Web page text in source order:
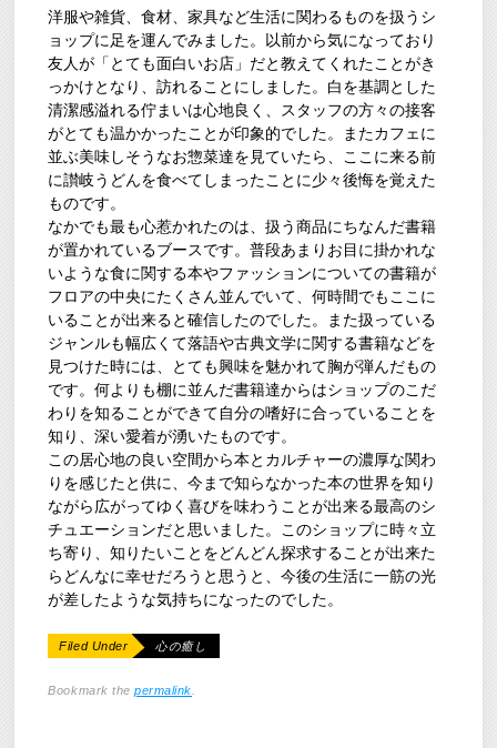
洋服や雑貨、食材、家具など生活に関わるものを扱うシ
ョップに足を運んでみました。以前から気になっており
友人が「とても面白いお店」だと教えてくれたことがき
っかけとなり、訪れることにしました。白を基調とした
清潔感溢れる佇まいは心地良く、スタッフの方々の接客
がとても温かかったことが印象的でした。またカフェに
並ぶ美味しそうなお惣菜達を見ていたら、ここに来る前
に讃岐うどんを食べてしまったことに少々後悔を覚えた
ものです。
なかでも最も心惹かれたのは、扱う商品にちなんだ書籍
が置かれているブースです。普段あまりお目に掛かれな
いような食に関する本やファッションについての書籍が
フロアの中央にたくさん並んでいて、何時間でもここに
いることが出来ると確信したのでした。また扱っている
ジャンルも幅広くて落語や古典文学に関する書籍などを
見つけた時には、とても興味を魅かれて胸が弾んだもの
です。何よりも棚に並んだ書籍達からはショップのこだ
わりを知ることができて自分の嗜好に合っていることを
知り、深い愛着が湧いたものです。
この居心地の良い空間から本とカルチャーの濃厚な関わ
りを感じたと供に、今まで知らなかった本の世界を知り
ながら広がってゆく喜びを味わうことが出来る最高のシ
チュエーションだと思いました。このショップに時々立
ち寄り、知りたいことをどんどん探求することが出来た
らどんなに幸せだろうと思うと、今後の生活に一筋の光
が差したような気持ちになったのでした。
Filed Under 心の癒し
Bookmark thepermalink.